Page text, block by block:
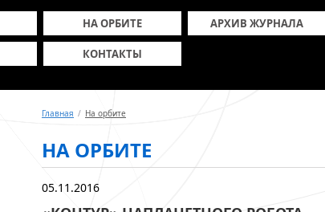
НА ОРБИТЕ АРХИВ ЖУРНАЛА
КОНТАКТЫ
Главная / На орбите
НА ОРБИТЕ
05.11.2016